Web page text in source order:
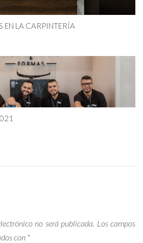
EN LA CARPINTERÍA
no será publicada. Los campos
con *